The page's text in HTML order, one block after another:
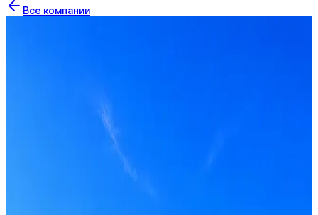
Все компании